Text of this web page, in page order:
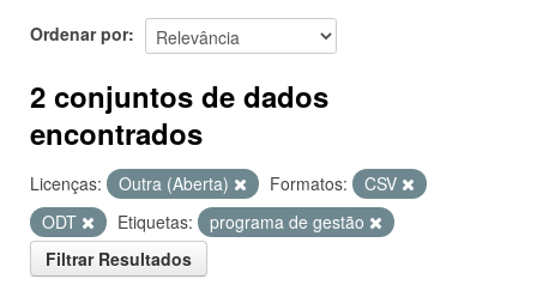
Ordenar por
2 conjuntos de dados
encontrados
Licenças: Outra (Aberta) Formatos:
CSV
ODT
Etiquetas:
programa de gestão
Filtrar Resultados